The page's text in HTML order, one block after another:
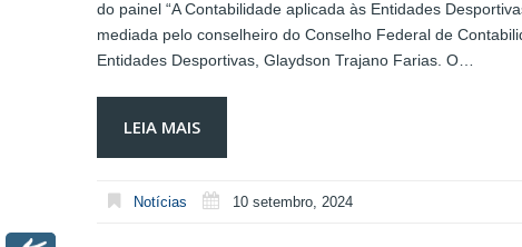
do painel “A Contabilidade aplicada às Entidades
mediada pelo conselheiro do Conselho Federal de
Entidades Desportivas, Glaydson Trajano Farias. O…
LEIA MAIS
Notícias 10 setembro, 2024